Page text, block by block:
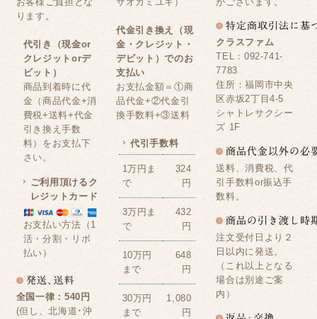
ります。
代引き（現金or
クレジットorデ
ビット）
商品到着時に代
金（商品代金+消
費税+送料+代金
引き換え手数
料）をお支払下
さい。
ご利用頂けるク
レジットカード
お支払い方法（1
活・分割・リボ
払い）
全国一律：540円
(但し、北海道･沖
代金引き換え（現
金・クレジット・
デビット）でのお
支払い
お支払金額＝①商
品代金+②代金引
換手数料+③送料
代引手数料
1万円ま
で
324
円
3万円ま
で
432
円
10万円
まで
648
円
30万円
まで
1,080
円
クラスファム
TEL：092-741-
7783
住所：福岡市中央
区赤坂2丁目4-5
シャトレサクシー
ズ 1F
送料、消費税、代
引手数料or振込手
数料。
注文受付日より２
日以内に発送。
（これ以上となる
場合は別途ご案
内）